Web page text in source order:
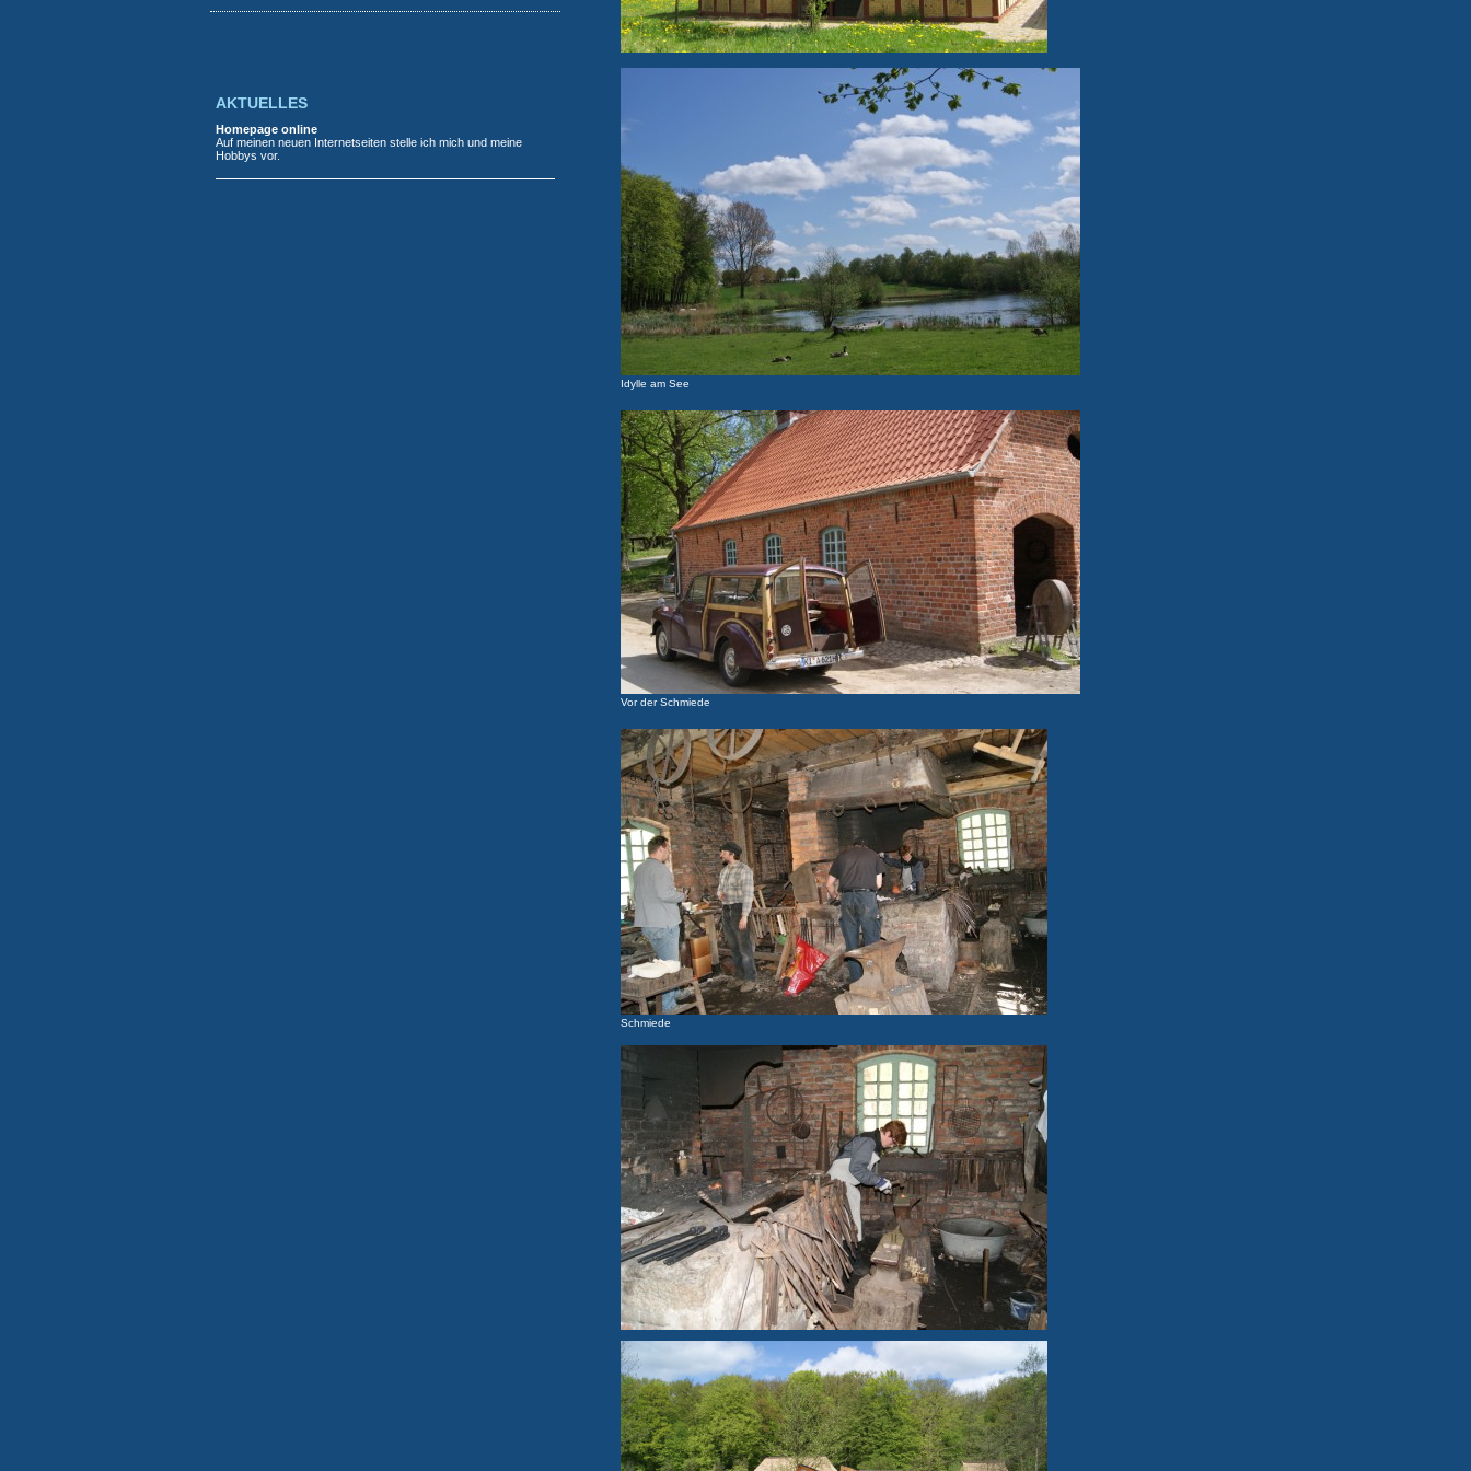
Idylle am See
Vor der Schmiede
Schmiede
AKTUELLES
Homepage online
Auf meinen neuen Internetseiten stelle ich mich und meine
Hobbys vor.